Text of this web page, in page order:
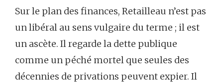
Sur le plan des finances, Retailleau n’est pas
un libéral au sens vulgaire du terme ; il est
un ascète. Il regarde la dette publique
comme un péché mortel que seules des
décennies de privations peuvent expier. Il